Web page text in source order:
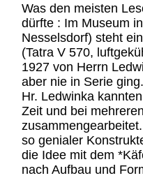
Was den meisten
dürfte : Im Museum
Nesselsdorf) steht
(Tatra V 570,
1927 von Herrn
aber nie in Serie
Hr. Ledwinka
Zeit und bei
so genialer
die Idee mit dem
nach Aufbau und